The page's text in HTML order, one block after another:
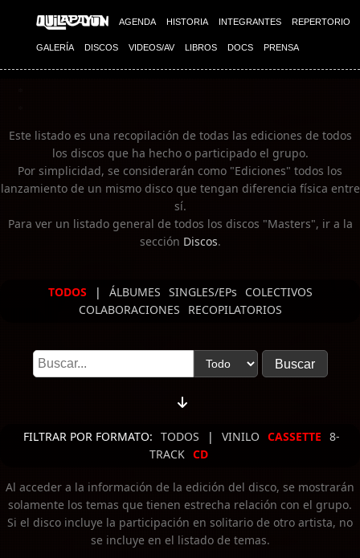
AGENDA HISTORIA INTEGRANTES REPERTORIO
GALERÍA DISCOS VIDEOS/AV LIBROS DOCS PRENSA
Imagen 02
Este listado es una recopilación de todas las ediciones de todos
los discos que ha hecho o participado el grupo.
Por simplicidad, se considerarán como "Ediciones" todos los
lanzamiento de un mismo disco que tengan diferencia física entre
sí.
Para ver un listado general de todos los discos "Masters", ir a la
sección Discos.
TODOS | ÁLBUMES SINGLES/EPs
COLECTIVOS
COLABORACIONES
RECOPILATORIOS
FILTRAR POR FORMATO: TODOS | VINILO CASSETTE 8-
TRACK CD
Al acceder a la información de la edición del disco, se mostrarán
solamente los temas que tienen estrecha relación con el grupo.
Si el disco incluye la participación en solitario de otro artista, no
se incluye en el listado de temas.